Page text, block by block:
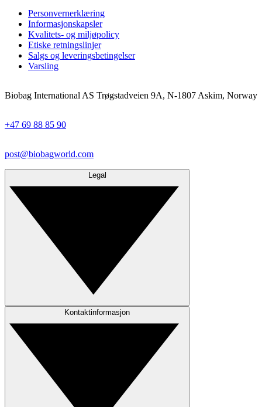
Personvernerklæring
Informasjonskapsler
Kvalitets- og miljøpolicy
Etiske retningslinjer
Salgs og leveringsbetingelser
Varsling
Biobag International AS Trøgstadveien 9A, N-1807 Askim, Norway
+47 69 88 85 90
post@biobagworld.com
Legal
Kontaktinformasjon